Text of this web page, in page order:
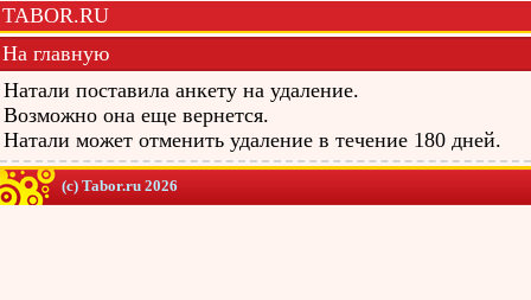
TABOR.RU
На главную
Натали поставила анкету на удаление.
Возможно она еще вернется.
Натали может отменить удаление в течение 180 дней.
(c) Tabor.ru 2026